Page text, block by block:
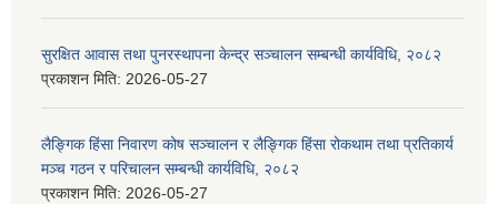
सुरक्षित आवास तथा पुनरस्थापना केन्द्र सञ्चालन सम्बन्धी कार्यविधि, २०८२
प्रकाशन मिति: 2026-05-27
लैङ्गिक हिंसा निवारण कोष सञ्चालन र लैङ्गिक हिंसा रोकथाम तथा प्रतिकार्य
मञ्च गठन र परिचालन सम्बन्धी कार्यविधि, २०८२
प्रकाशन मिति: 2026-05-27